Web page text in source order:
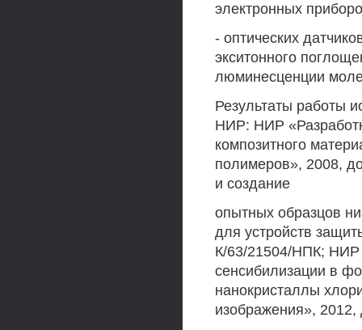
электронных
- оптических
экситонного
люминесценции
Результаты работы
НИР: НИР
композитного
полимеров», 2008,
и создание
опытных образцов
для устройств
К/63/21504/НПК; НИР
сенсибилизации в
нанокристаллы
изображения»,